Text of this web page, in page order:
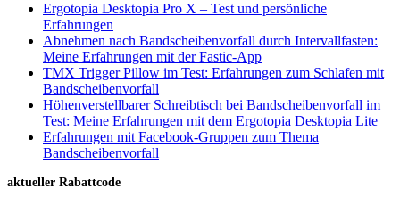
Ergotopia Desktopia Pro X – Test und persönliche
Erfahrungen
Abnehmen nach Bandscheibenvorfall durch Intervallfasten:
Meine Erfahrungen mit der Fastic-App
TMX Trigger Pillow im Test: Erfahrungen zum Schlafen mit
Bandscheibenvorfall
Höhenverstellbarer Schreibtisch bei Bandscheibenvorfall im
Test: Meine Erfahrungen mit dem Ergotopia Desktopia Lite
Erfahrungen mit Facebook-Gruppen zum Thema
Bandscheibenvorfall
aktueller Rabattcode